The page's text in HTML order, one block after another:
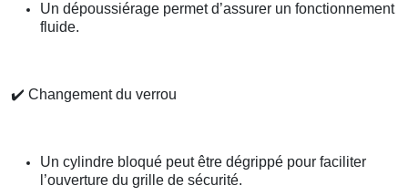
Un dépoussiérage permet d’assurer un fonctionnement
fluide.
✔️ Changement du verrou
Un cylindre bloqué peut être dégrippé pour faciliter
l’ouverture du grille de sécurité.